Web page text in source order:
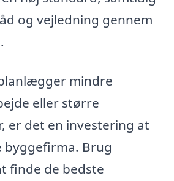
og vejledning gennem
mindre
eller større
er det en investering at
Brug
finde de bedste